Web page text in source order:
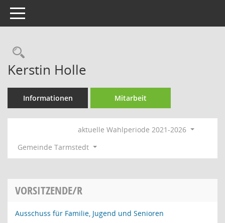
Toggle navigation
Rechercheauswahl
Kerstin Holle
Informationen Mitarbeit
aktuelle Wahlperiode 2021-2026
Gemeinde Tarmstedt
VORSITZENDE/R
Ausschuss für Familie, Jugend und Senioren